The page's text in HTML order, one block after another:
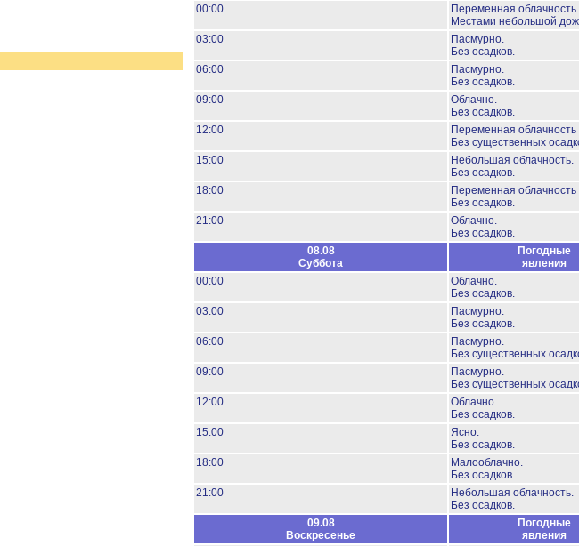
00:00
Переменная облачность
Местами небольшой
03:00
Пасмурно.
Без осадков.
06:00
Пасмурно.
Без осадков.
09:00
Облачно.
Без осадков.
12:00
Переменная облачность
Без существенных
15:00
Небольшая облачность.
Без осадков.
18:00
Переменная облачность
Без осадков.
21:00
Облачно.
Без осадков.
08.08
Суббота
Погодные
явления
00:00
Облачно.
Без осадков.
03:00
Пасмурно.
Без осадков.
06:00
Пасмурно.
Без существенных
09:00
Пасмурно.
Без существенных
12:00
Облачно.
Без осадков.
15:00
Ясно.
Без осадков.
18:00
Малооблачно.
Без осадков.
21:00
Небольшая облачность.
Без осадков.
09.08
Воскресенье
Погодные
явления